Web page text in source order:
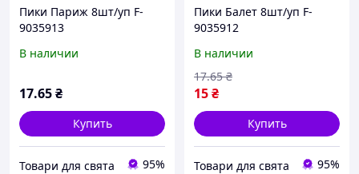
Пики Париж 8шт/уп F-
9035913
В наличии
17.65₴
Купить
Товари для свята 95%
Пики Балет 8шт/уп F-
9035912
В наличии
15₴
17.65 ₴
Купить
Товари для свята 95%